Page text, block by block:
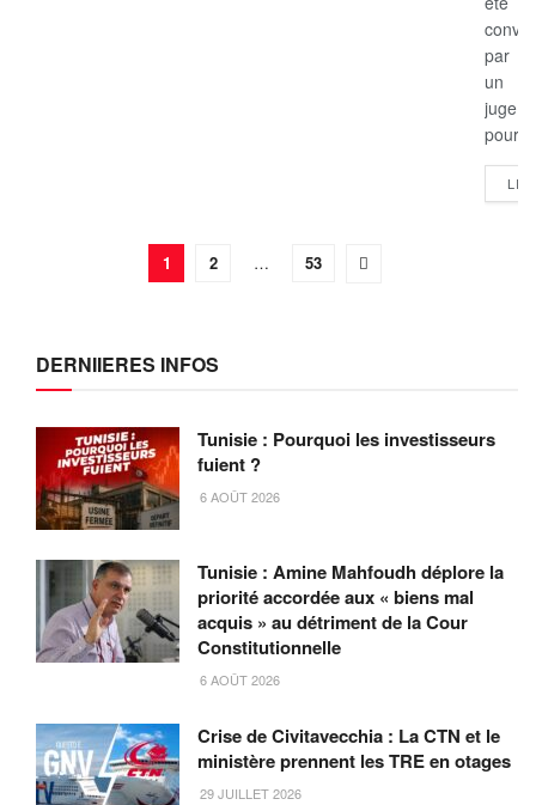
par
un
juge
pour...
1 2 … 53
DERNIIERES INFOS
Tunisie : Pourquoi les investisseurs
fuient ?
6 AOÛT 2026
Tunisie : Amine Mahfoudh déplore la
priorité accordée aux « biens mal
acquis » au détriment de la Cour
Constitutionnelle
6 AOÛT 2026
Crise de Civitavecchia : La CTN et le
ministère prennent les TRE en otages
29 JUILLET 2026